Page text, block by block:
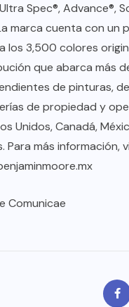
Spec®, Advance®,
marca cuenta con un
los 3,500 colores
que abarca más
de pinturas,
de propiedad y
Unidos, Canadá,
Para más información,
Comunicae